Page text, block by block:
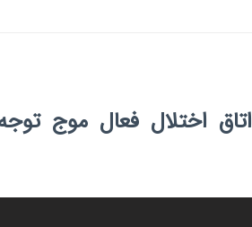
اتاق اختلال فعال موج